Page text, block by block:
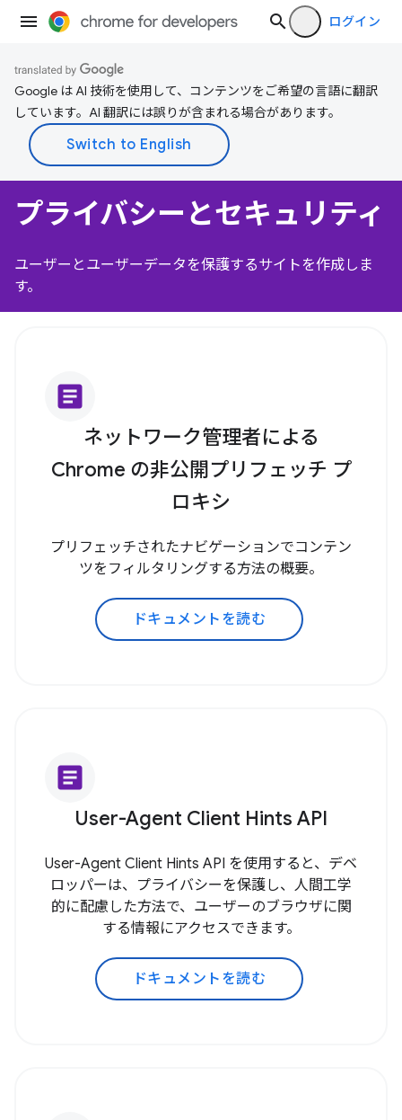
ログイン
Google は AI 技術を使用して、コンテンツをご希望の言語に翻訳
しています。AI 翻訳には誤りが含まれる場合があります。
プライバシーとセキュリティ
ユーザーとユーザーデータを保護するサイトを作成しま
す。
article
ネットワーク管理者による
Chrome の非公開プリフェッチ プ
ロキシ
プリフェッチされたナビゲーションでコンテン
ツをフィルタリングする方法の概要。
ドキュメントを読む
article
User-Agent Client Hints API
User-Agent Client Hints API を使用すると、デベ
ロッパーは、プライバシーを保護し、人間工学
的に配慮した方法で、ユーザーのブラウザに関
する情報にアクセスできます。
ドキュメントを読む